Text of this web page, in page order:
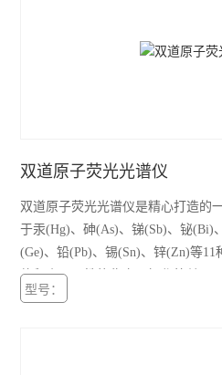
双道原子荧光光谱仪
双道原子荧光光谱仪是精心打造的
于汞(Hg)、砷(As)、锑(Sb)、铋(Bi)
(Ge)、铅(Pb)、锡(Sn)、锌(Zn)等
体积小巧，性能稳定，操作简单。
型号：